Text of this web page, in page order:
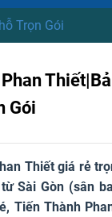
Trọn Gói
Gói
Thiết giá rẻ
Sài Gòn (sân
Tiến Thành